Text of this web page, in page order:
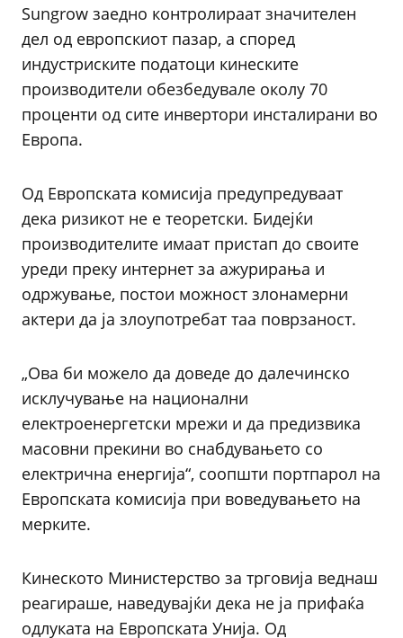
Sungrow заедно контролираат значителен
дел од европскиот пазар, а според
индустриските податоци кинеските
производители обезбедувале околу 70
проценти од сите инвертори инсталирани во
Европа.
Од Европската комисија предупредуваат
дека ризикот не е теоретски. Бидејќи
производителите имаат пристап до своите
уреди преку интернет за ажурирања и
одржување, постои можност злонамерни
актери да ја злоупотребат таа поврзаност.
„Ова би можело да доведе до далечинско
исклучување на национални
електроенергетски мрежи и да предизвика
масовни прекини во снабдувањето со
електрична енергија“, соопшти портпарол на
Европската комисија при воведувањето на
мерките.
Кинеското Министерство за трговија веднаш
реагираше, наведувајќи дека не ја прифаќа
одлуката на Европската Унија. Од